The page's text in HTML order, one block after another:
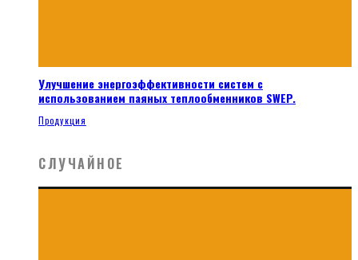
Улучшение энергоэффективности систем с
использованием паяных теплообменников SWEP.
Продукция
СЛУЧАЙНОЕ